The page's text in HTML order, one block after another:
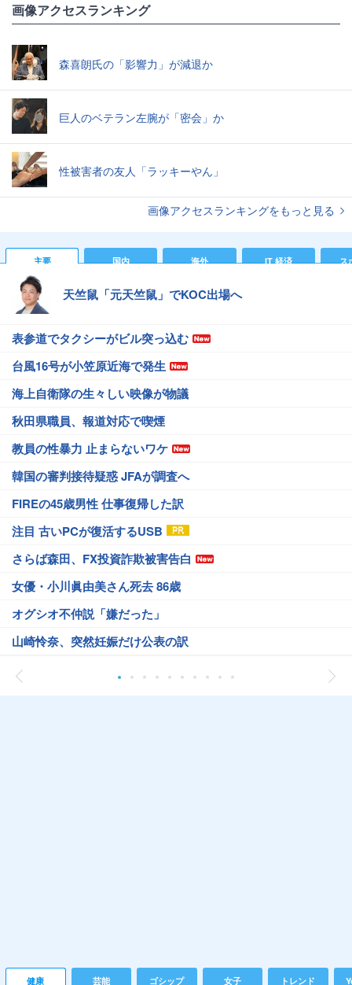
画像アクセスランキング
森喜朗氏の「影響力」が減退か
巨人のベテラン左腕が「密会」か
性被害者の友人「ラッキーやん」
画像アクセスランキングをもっと見る
主要 国内 海外 IT 経済 ス
天竺鼠「元天竺鼠」でKOC出場へ
表参道でタクシーがビル突っ込む
台風16号が小笠原近海で発生
海上自衛隊の生々しい映像が物議
秋田県職員、報道対応で喫煙
教員の性暴力 止まらないワケ
韓国の審判接待疑惑 JFAが調査へ
FIREの45歳男性 仕事復帰した訳
注目 古いPCが復活するUSB
さらば森田、FX投資詐欺被害告白
女優・小川眞由美さん死去 86歳
オグシオ不仲説「嫌だった」
山崎怜奈、突然妊娠だけ公表の訳
健康 芸能 ゴシップ 女子 トレンド